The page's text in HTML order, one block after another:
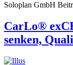
Soloplan GmbH
CarLo®
senken,